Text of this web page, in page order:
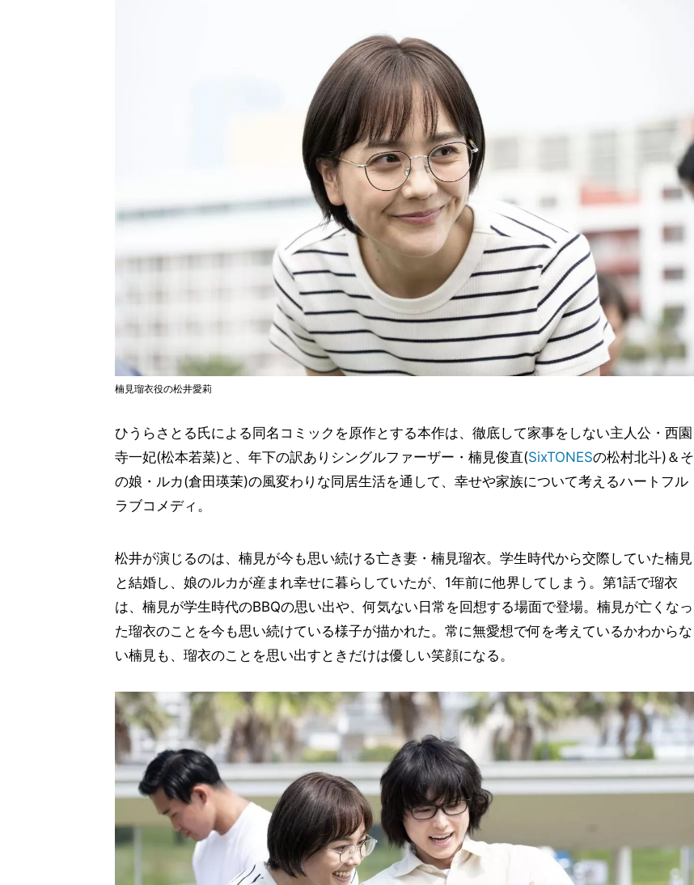
楠見瑠衣役の松井愛莉
ひうらさとる氏による同名コミックを原作とする本作は、徹底して家事をしない主人公・西園
寺一妃(松本若菜)と、年下の訳ありシングルファーザー・楠見俊直(SixTONESの松村北斗)＆そ
の娘・ルカ(倉田瑛茉)の風変わりな同居生活を通して、幸せや家族について考えるハートフル
ラブコメディ。
松井が演じるのは、楠見が今も思い続ける亡き妻・楠見瑠衣。学生時代から交際していた楠見
と結婚し、娘のルカが産まれ幸せに暮らしていたが、1年前に他界してしまう。第1話で瑠衣
は、楠見が学生時代のBBQの思い出や、何気ない日常を回想する場面で登場。楠見が亡くなっ
た瑠衣のことを今も思い続けている様子が描かれた。常に無愛想で何を考えているかわからな
い楠見も、瑠衣のことを思い出すときだけは優しい笑顔になる。